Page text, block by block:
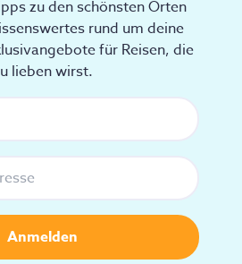
zu den schönsten Orten
rund um deine
für Reisen, die
lieben wirst.